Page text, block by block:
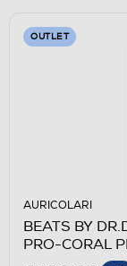
OUTLET
AURICOLARI
BEATS BY
PRO-CORAL